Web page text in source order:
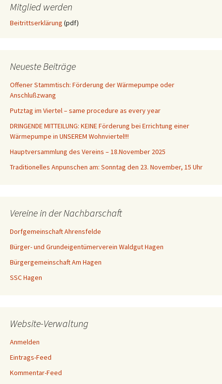
Mitglied werden
Beitrittserklärung (pdf)
Neueste Beiträge
Offener Stammtisch: Förderung der Wärmepumpe oder
Anschlußzwang
Putztag im Viertel – same procedure as every year
DRINGENDE MITTEILUNG: KEINE Förderung bei Errichtung einer
Wärmepumpe in UNSEREM Wohnviertel!!!
Hauptversammlung des Vereins – 18.November 2025
Traditionelles Anpunschen am: Sonntag den 23. November, 15 Uhr
Vereine in der Nachbarschaft
Dorfgemeinschaft Ahrensfelde
Bürger- und Grundeigentümerverein Waldgut Hagen
Bürgergemeinschaft Am Hagen
SSC Hagen
Website-Verwaltung
Anmelden
Eintrags-Feed
Kommentar-Feed